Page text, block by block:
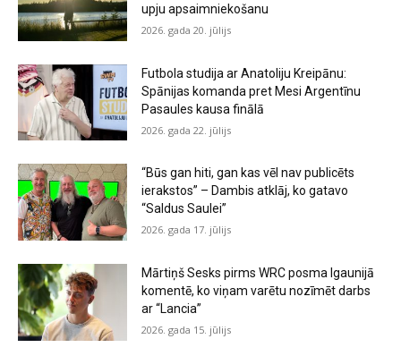
upju apsaimniekošanu
2026. gada 20. jūlijs
Futbola studija ar Anatoliju Kreipānu:
Spānijas komanda pret Mesi Argentīnu
Pasaules kausa finālā
2026. gada 22. jūlijs
“Būs gan hiti, gan kas vēl nav publicēts
ierakstos” – Dambis atklāj, ko gatavo
“Saldus Saulei”
2026. gada 17. jūlijs
Mārtiņš Sesks pirms WRC posma Igaunijā
komentē, ko viņam varētu nozīmēt darbs
ar “Lancia”
2026. gada 15. jūlijs